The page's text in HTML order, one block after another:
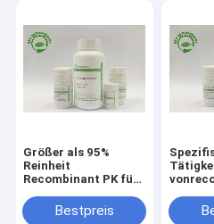
Größer als 95%
Reinheit
Recombinant PK für
der Nukleinsäure-19
Bestpreis
als 40
DNA-